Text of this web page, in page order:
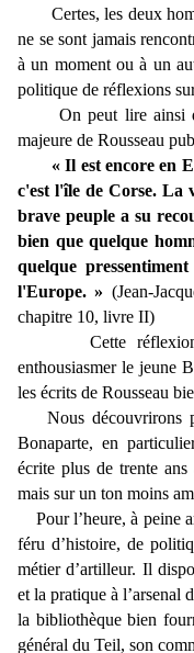
Certes, les deux
ne se sont jamais
à un moment ou à un
politique de réflexions
On peut lire ainsi
majeure de
« Il est encore en
c'est l'île de Corse. La
brave peuple a su
bien que quelque
quelque
l'Europe. » (Jean-
chapitre 10, livre II)
Cette
enthousiasmer le jeune
les écrits de Rousseau
Nous découvrirons
Bonaparte, en
écrite plus de trente ans
mais sur un ton moins
Pour l’heure, à peine
féru d’histoire, de
métier d’artilleur. Il
et la pratique à l’arsenal
la bibliothèque bien
général du Teil, son